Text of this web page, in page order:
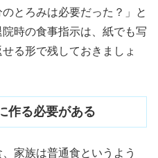
とろみは必要だった？」と
時の食事指示は、紙でも写
る形で残しておきましょ
作る必要がある
家族は普通食というよう